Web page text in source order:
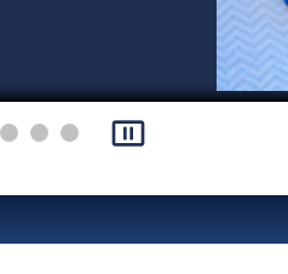
pause_presentation